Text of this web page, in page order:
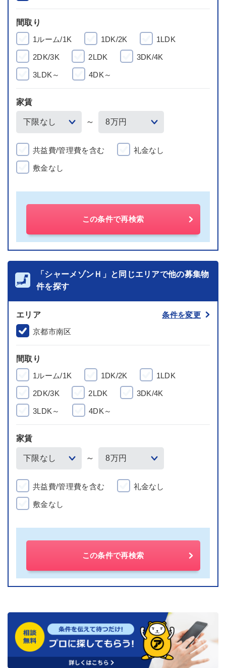
間取り
1ルーム/1K
1DK/2K 1LDK
2DK/3K 2LDK 3DK/4K
3LDK～ 4DK～
家賃
～
共益費/管理費を含む 礼金なし
敷金なし
この条件で再検索
「シャーメゾンＨ」と同じエリアで他の募集物
件を探す
エリア
条件を変更
京都市南区
間取り
1ルーム/1K
1DK/2K 1LDK
2DK/3K 2LDK 3DK/4K
3LDK～ 4DK～
家賃
～
共益費/管理費を含む 礼金なし
敷金なし
この条件で再検索